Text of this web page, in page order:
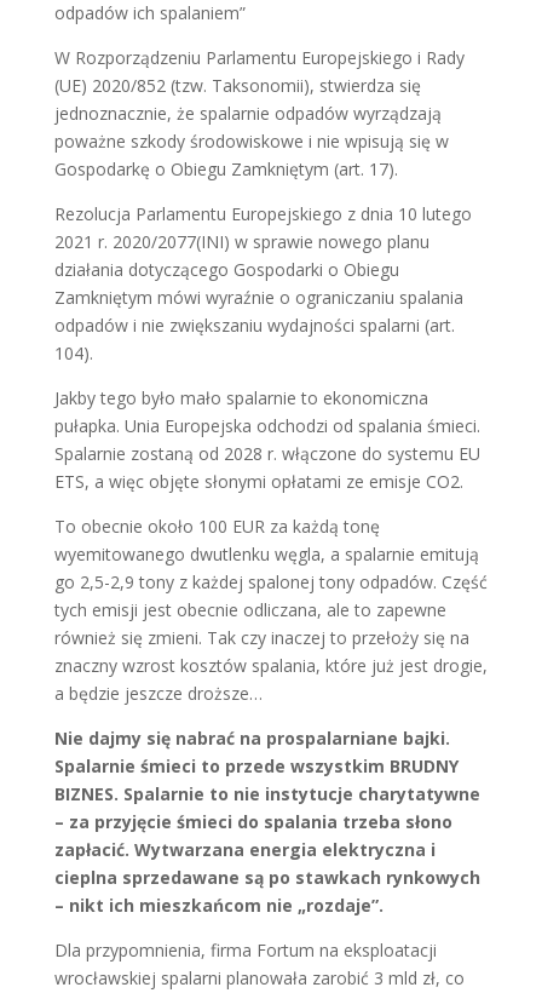
odpadów ich spalaniem”
W Rozporządzeniu Parlamentu Europejskiego i Rady
(UE) 2020/852 (tzw. Taksonomii), stwierdza się
jednoznacznie, że spalarnie odpadów wyrządzają
poważne szkody środowiskowe i nie wpisują się w
Gospodarkę o Obiegu Zamkniętym (art. 17).
Rezolucja Parlamentu Europejskiego z dnia 10 lutego
2021 r. 2020/2077(INI) w sprawie nowego planu
działania dotyczącego Gospodarki o Obiegu
Zamkniętym mówi wyraźnie o ograniczaniu spalania
odpadów i nie zwiększaniu wydajności spalarni (art.
104).
Jakby tego było mało spalarnie to ekonomiczna
pułapka. Unia Europejska odchodzi od spalania śmieci.
Spalarnie zostaną od 2028 r. włączone do systemu EU
ETS, a więc objęte słonymi opłatami ze emisje CO2.
To obecnie około 100 EUR za każdą tonę
wyemitowanego dwutlenku węgla, a spalarnie emitują
go 2,5-2,9 tony z każdej spalonej tony odpadów. Część
tych emisji jest obecnie odliczana, ale to zapewne
również się zmieni. Tak czy inaczej to przełoży się na
znaczny wzrost kosztów spalania, które już jest drogie,
a będzie jeszcze droższe…
Nie dajmy się nabrać na prospalarniane bajki.
Spalarnie śmieci to przede wszystkim BRUDNY
BIZNES. Spalarnie to nie instytucje charytatywne
– za przyjęcie śmieci do spalania trzeba słono
zapłacić. Wytwarzana energia elektryczna i
cieplna sprzedawane są po stawkach rynkowych
– nikt ich mieszkańcom nie „rozdaje”.
Dla przypomnienia, firma Fortum na eksploatacji
wrocławskiej spalarni planowała zarobić 3 mld zł, co